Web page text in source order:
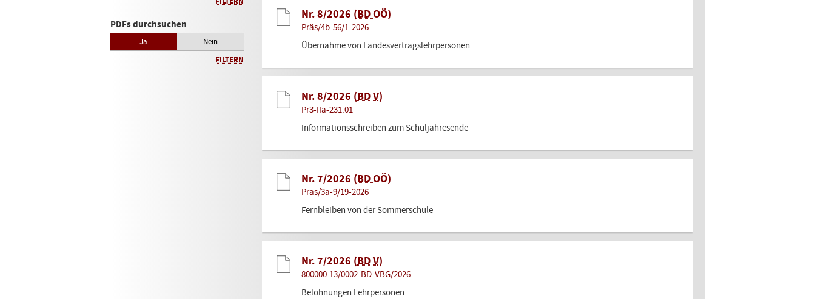
PDFs durchsuchen
Ja
Nein
FILTERN
Nr. 8/2026 (BD OÖ)
Präs/4b-56/1-2026
Übernahme von Landesvertragslehrpersonen
Nr. 8/2026 (BD V)
Pr3-IIa-231.01
Informationsschreiben zum Schuljahresende
Nr. 7/2026 (BD OÖ)
Präs/3a-9/19-2026
Fernbleiben von der Sommerschule
Nr. 7/2026 (BD V)
800000.13/0002-BD-VBG/2026
Belohnungen Lehrpersonen